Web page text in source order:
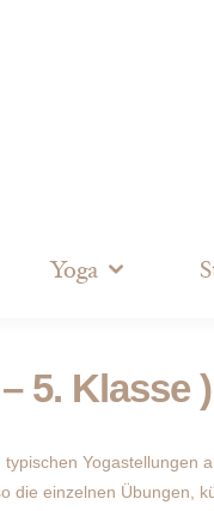
Yoga
5. Klasse
Yogastellungen
die einzelnen Übungen,